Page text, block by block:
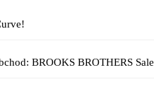
BROOKS BROTHERS Sale